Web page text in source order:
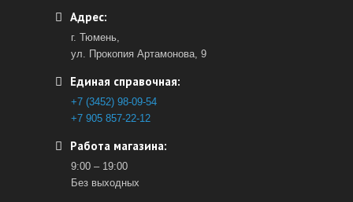
Адрес:
г. Тюмень,
ул. Прокопия Артамонова, 9
Единая справочная:
+7 (3452) 98-09-54
+7 905 857-22-12
Работа магазина:
9:00 – 19:00
Без выходных